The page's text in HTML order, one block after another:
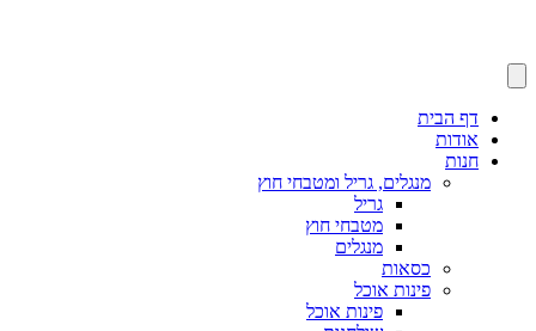
דף הבית
אודות
חנות
מנגלים, גריל ומטבחי חוץ
גריל
מטבחי חוץ
מנגלים
כסאות
פינות אוכל
פינות אוכל